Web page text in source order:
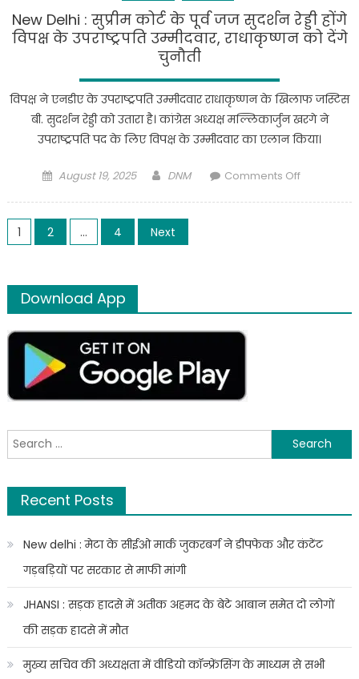
New Delhi : सुप्रीम कोर्ट के पूर्व जज सुदर्शन रेड्डी होंगे
विपक्ष के उपराष्ट्रपति उम्मीदवार, राधाकृष्णन को देंगे
चुनौती
विपक्ष ने एनडीए के उपराष्ट्रपति उम्मीदवार राधाकृष्णन के खिलाफ जस्टिस
बी. सुदर्शन रेड्डी को उतारा है। कांग्रेस अध्यक्ष मल्लिकार्जुन खरगे ने
उपराष्ट्रपति पद के लिए विपक्ष के उम्मीदवार का एलान किया।
Posted
August 19, 2025 Author
DNM Comments Offon
उपराष्ट्रपति
उम्मीदवार,
Posts
1 2 … 4 Next
Download App
Search
for:
Recent Posts
New delhi : मेटा के सीईओ मार्क जुकरबर्ग ने डीपफेक और कंटेंट
गड़बड़ियों पर सरकार से माफी मांगी
JHANSI : सड़क हादसे में अतीक अहमद के बेटे आबान समेत दो लोगों
की सड़क हादसे में मौत
मुख्य सचिव की अध्यक्षता में वीडियो कॉन्फ्रेंसिंग के माध्यम से सभी